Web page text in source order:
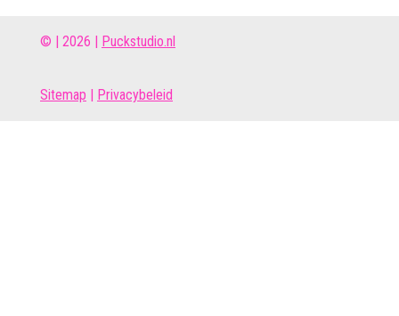
© | 2026 | Puckstudio.nl
Sitemap Privacybeleid